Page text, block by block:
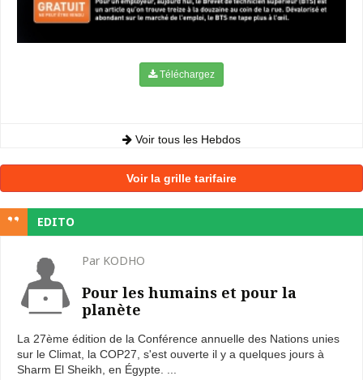
Téléchargez
Voir tous les Hebdos
Voir la grille tarifaire
EDITO
Par KODHO
Pour les humains et pour la
planète
La 27ème édition de la Conférence annuelle des Nations unies
sur le Climat, la COP27, s'est ouverte il y a quelques jours à
Sharm El Sheikh, en Égypte. ...